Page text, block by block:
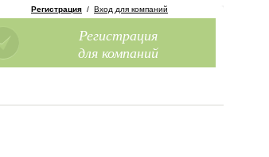
Регистрация / Вход для компаний
Регистрация
для компаний